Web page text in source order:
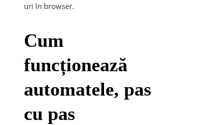
uri în browser.
Cum
funcționează
automatele, pas
cu pas